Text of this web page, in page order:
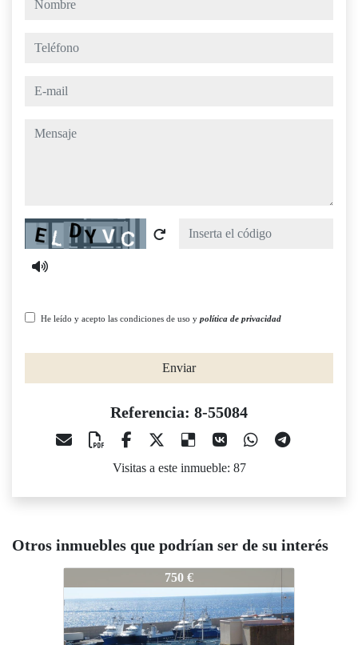
teléfono
e-mail
mensaje
Captcha
He leído y acepto las condiciones de uso y política de privacidad
Enviar
Referencia: 8-55084
Visitas a este inmueble: 87
Otros inmuebles que podrían ser de su interés
750 €
8-55084